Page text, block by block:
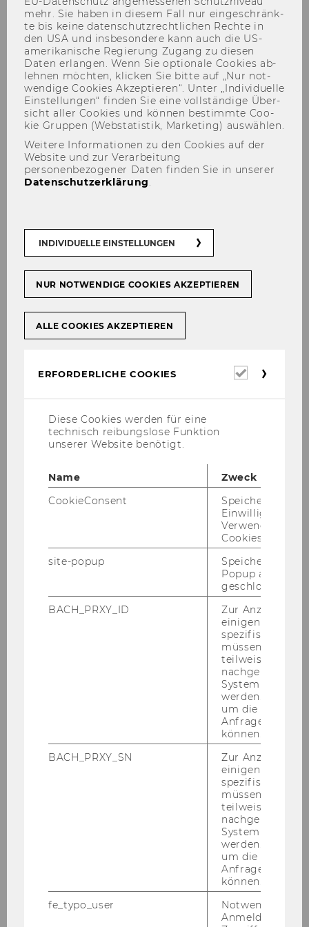
Maier Gunther, Dr.
Maier
+43-(0)1- 31336 4780
nach Ver­ein­ba­rung
Eine voll­stän­di­ge Pu­bli­ka­ti­ons­lis­te fin­den Sie
Projekte
NUT­ZUNG UND GO­VER­NAN­CE VON IKTS IM WIE­NER
Die Auf­stel­lung aller (auch ab­ge­schlos­se­nen)
Forschungsinteressen
mehr. Sie haben in die­sem Fall nur ein­ge­schränk­
te bis keine da­ten­schutz­recht­li­chen Rech­te in
den USA und ins­be­son­de­re kann auch die US-​
amerikanische Re­gie­rung Zu­gang zu die­sen
Daten er­lan­gen. Wenn Sie op­tio­na­le Coo­kies ab­
leh­nen möch­ten, kli­cken Sie bitte auf „Nur not­
wen­di­ge Coo­kies Ak­zep­tie­ren“. Unter „In­di­vi­du­el­le
Ein­stel­lun­gen“ fin­den Sie eine voll­stän­di­ge Über­
sicht aller Coo­kies und kön­nen be­stimm­te Coo­
kie Grup­pen (Web­sta­tis­tik, Mar­ke­ting) aus­wäh­len.
Weitere Informationen zu den Cookies auf der
Website und zur Verarbeitung
personenbezogener Daten finden Sie in unserer
Datenschutzerklärung.
INDIVIDUELLE EINSTELLUNGEN
NUR NOTWENDIGE COOKIES AKZEPTIEREN
ALLE COOKIES AKZEPTIEREN
ERFORDERLICHE COOKIES
Diese Cookies werden für eine
technisch reibungslose Funktion
unserer Website benötigt.
Name
Zweck
CookieConsent
Speichert Ihre
Einwilligung zur
Verwendung von
Cookies.
site-popup
Speichert ob ein
Popup
geschlossen
BACH_PRXY_ID
Zur Anzeige von
einigen WU-
spezifischen
müssen
teilweise von
nachgelagerten
System
werden.
um die Antwort
Anfrage
können.
BACH_PRXY_SN
Zur Anzeige von
einigen WU-
spezifischen
müssen
teilweise von
nachgelagerten
System
werden.
um die Antwort
Anfrage
können.
fe_typo_user
Notwendig für
Anmeldung und